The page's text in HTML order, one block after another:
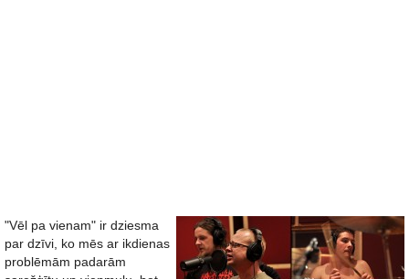
"Vēl pa vienam" ir dziesma
par dzīvi, ko mēs ar ikdienas
problēmām padarām